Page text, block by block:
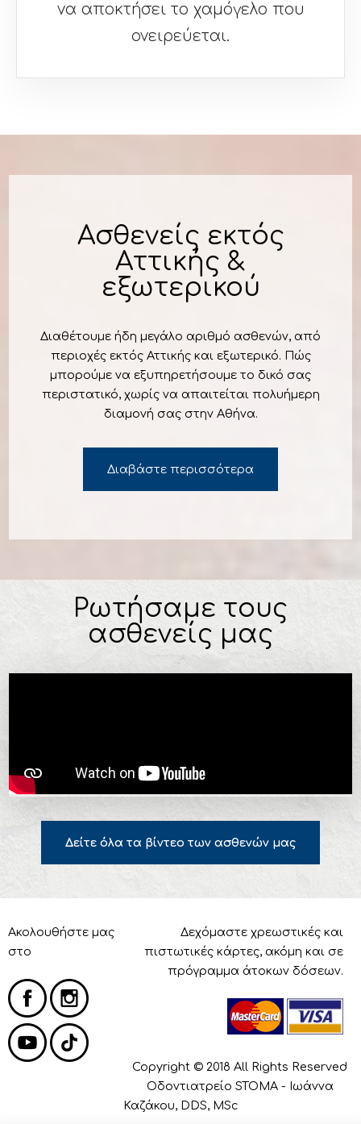
να αποκτήσει το χαμόγελο που
ονειρεύεται.
Ασθενείς εκτός
Αττικής &
εξωτερικού
Διαθέτουμε ήδη μεγάλο αριθμό ασθενών, από
περιοχές εκτός Αττικής και εξωτερικό. Πώς
μπορούμε να εξυπηρετήσουμε το δικό σας
περιστατικό, χωρίς να απαιτείται πολυήμερη
διαμονή σας στην Αθήνα.
Διαβάστε περισσότερα
Ρωτήσαμε τους
ασθενείς μας
Δείτε όλα τα βίντεο των ασθενών μας
Ακολουθήστε μας
στο
Δεχόμαστε χρεωστικές και
πιστωτικές κάρτες, ακόμη και σε
πρόγραμμα άτοκων δόσεων.
Copyright © 2018 All Rights Reserved
Οδοντιατρείο STOMA - Ιωάννα
Καζάκου, DDS, MSc